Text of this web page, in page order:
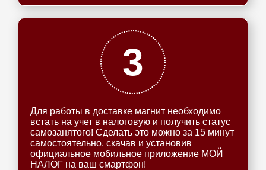
3
Для работы в доставке магнит необходимо
встать на учет в налоговую и получить статус
самозанятого! Сделать это можно за 15 минут
самостоятельно, скачав и установив
официальное мобильное приложение МОЙ
НАЛОГ на ваш смартфон!